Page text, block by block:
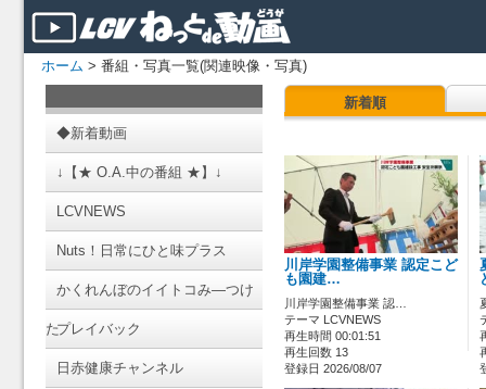
ホーム > 番組・写真一覧(関連映像・写真)
◆新着動画
↓【★ O.A.中の番組 ★】↓
LCVNEWS
Nuts！日常にひと味プラス
かくれんぼのイイトコみ―つけ
たプレイバック
日赤健康チャンネル
新着順
川岸学園整備事業 認定こど
も園建…
川岸学園整備事業 認…
テーマ LCVNEWS
再生時間 00:01:51
再生回数 13
登録日 2026/08/07